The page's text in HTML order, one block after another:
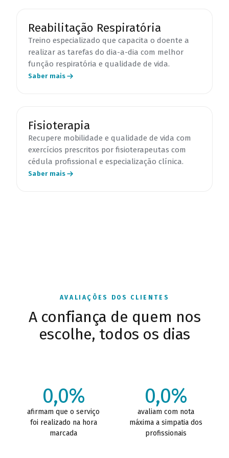
Reabilitação Respiratória
Treino especializado que capacita o doente a
realizar as tarefas do dia-a-dia com melhor
função respiratória e qualidade de vida.
Saber mais
Fisioterapia
Recupere mobilidade e qualidade de vida com
exercícios prescritos por fisioterapeutas com
cédula profissional e especialização clínica.
Saber mais
AVALIAÇÕES DOS CLIENTES
A confiança de quem nos
escolhe, todos os dias
0,0%
afirmam que o serviço
foi realizado na hora
marcada
0,0%
avaliam com nota
máxima a simpatia dos
profissionais